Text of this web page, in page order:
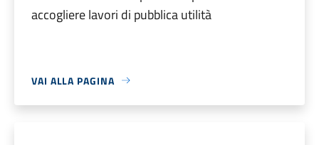
accogliere lavori di pubblica utilità
VAI ALLA PAGINA